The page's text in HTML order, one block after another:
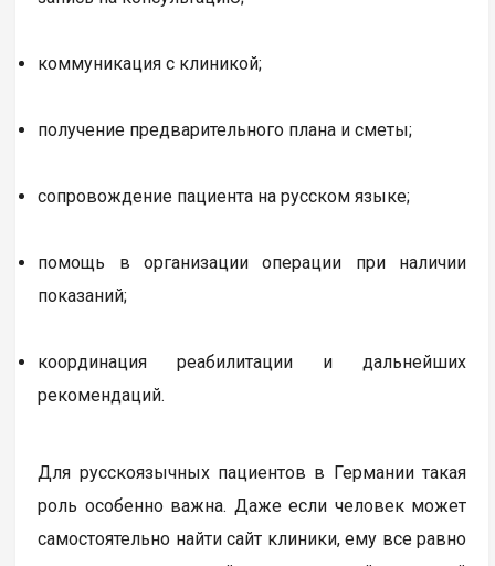
коммуникация с клиникой;
получение предварительного плана и сметы;
сопровождение пациента на русском языке;
помощь в организации операции при наличии
показаний;
координация реабилитации и дальнейших
рекомендаций.
Для русскоязычных пациентов в Германии такая
роль особенно важна. Даже если человек может
самостоятельно найти сайт клиники, ему все равно